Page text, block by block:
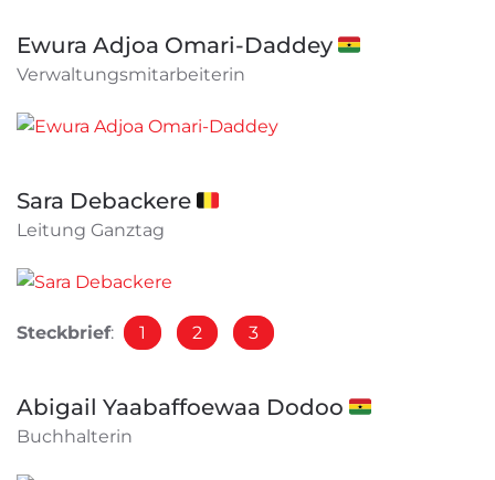
Ewura Adjoa Omari-Daddey 🇬🇭
Verwaltungsmitarbeiterin
Sara Debackere 🇧🇪
Leitung Ganztag
Steckbrief: 1 2 3
Abigail Yaabaffoewaa Dodoo 🇬🇭
Buchhalterin